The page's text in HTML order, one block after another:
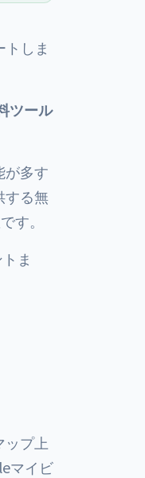
しま
ツール
が多す
する無
す。
ま
プ上
マイビ